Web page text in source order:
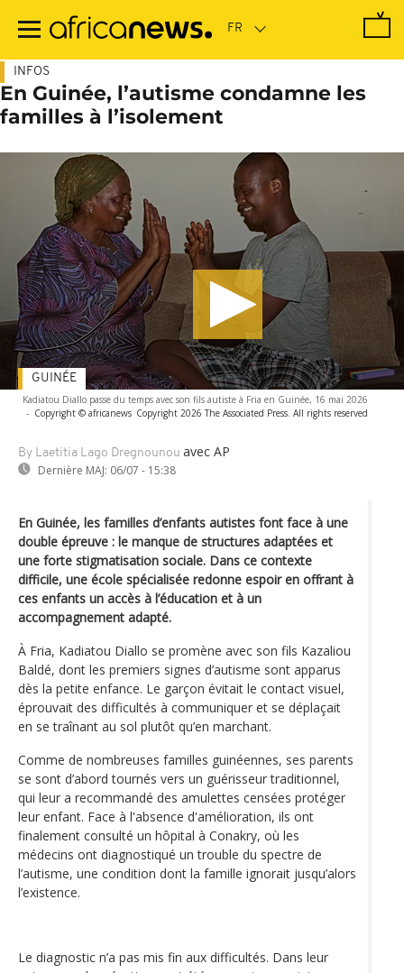
contenu
INFOS
En Guinée, l’autisme condamne les
familles à l’isolement
Kadiatou Diallo passe du temps avec son fils autiste à Fria en Guinée, 16 mai 2026
- Copyright © africanews Copyright 2026 The Associated Press. All rights reserved
By Laetitia Lago Dregnounou avec AP
Dernière MAJ: 06/07 - 15:38
GUINÉE
En Guinée, les familles d’enfants autistes font face à une
double épreuve : le manque de structures adaptées et
une forte stigmatisation sociale. Dans ce contexte
difficile, une école spécialisée redonne espoir en offrant à
ces enfants un accès à l’éducation et à un
accompagnement adapté.
À Fria, Kadiatou Diallo se promène avec son fils Kazaliou
Baldé, dont les premiers signes d’autisme sont apparus
dès la petite enfance. Le garçon évitait le contact visuel,
éprouvait des difficultés à communiquer et se déplaçait
en se traînant au sol plutôt qu’en marchant.
Comme de nombreuses familles guinéennes, ses parents
se sont d’abord tournés vers un guérisseur traditionnel,
qui leur a recommandé des amulettes censées protéger
leur enfant. Face à l'absence d'amélioration, ils ont
finalement consulté un hôpital à Conakry, où les
médecins ont diagnostiqué un trouble du spectre de
l’autisme, une condition dont la famille ignorait jusqu’alors
l’existence.
Le diagnostic n’a pas mis fin aux difficultés. Dans leur